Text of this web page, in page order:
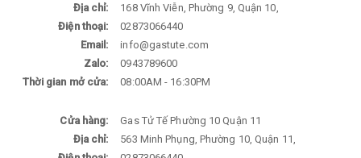
Địa chỉ:
168 Vĩnh Viễn, Phường 9, Quận 10,
Điện thoại:
02873066440
Email:
info@gastute.com
Zalo:
0943789600
Thời gian mở cửa:
08:00AM - 16:30PM
Cửa hàng:
Gas Tử Tế Phường 10 Quận 11
Địa chỉ:
563 Minh Phụng, Phường 10, Quận 11,